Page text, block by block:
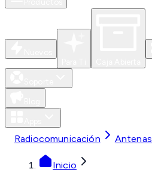
Radiocomunicación Antenas
Inicio